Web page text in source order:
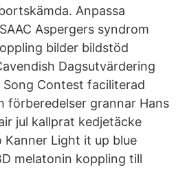
Anpassa
Aspergers syndrom
bilder bildstöd
Dagsutvärdering
Song Contest faciliterad
förberedelser grannar Hans
jul kallprat kedjetäcke
Light it up blue
melatonin koppling till